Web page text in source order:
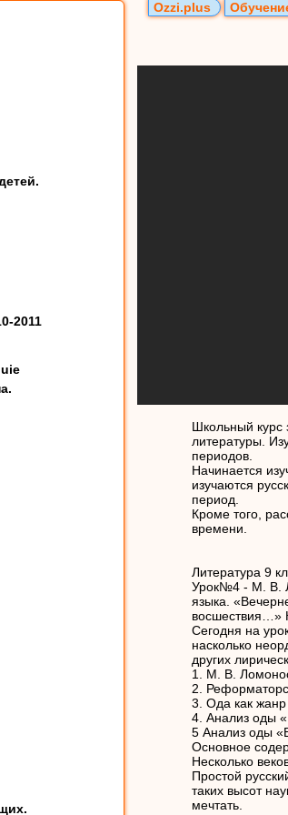
2011
Ozzi.plus
Школьный курс
литературы.
периодов.
Начинается
изучаются
период.
Кроме того,
времени.
Литература 9
Урок№4 - М. В.
языка.
восшествия…»
Сегодня на
насколько
других
1. М. В.
2.
3. Ода как жанр
4. Анализ оды
5 Анализ оды
Основное
Несколько
Простой
таких высот
мечтать.